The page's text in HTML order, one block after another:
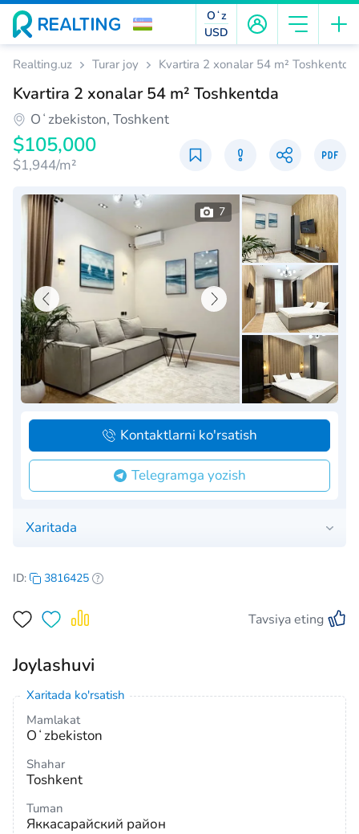
Oʻz
USD
Realting.uz Turar joy Kvartira 2 xonalar 54 m² Toshkentda
Kvartira 2 xonalar 54 m² Toshkentda
Oʻzbekiston, Toshkent
$105,000
$1,944/m²
Xaritada
7
Telegramga yozish
Kontaktlarni ko'rsatish
ID: 3816425
Tavsiya eting
Joylashuvi
Xaritada ko'rsatish
Mamlakat
Oʻzbekiston
Shahar
Toshkent
Tuman
Яккасарайский район